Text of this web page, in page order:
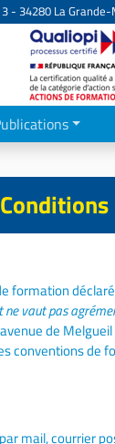
- 34280 La
Conditions
formation
vaut pas
de
conventions de
mail, courrier